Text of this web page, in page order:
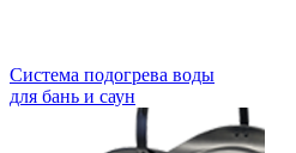
Система подогрева воды
для бань и саун